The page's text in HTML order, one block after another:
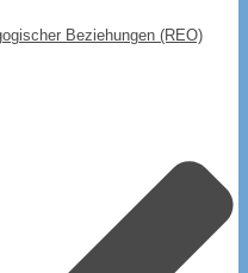
Beziehungen (REO)